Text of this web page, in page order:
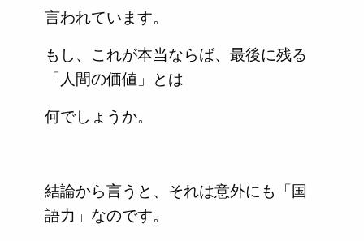
言われています。
もし、これが本当ならば、最後に残る
「人間の価値」とは
何でしょうか。
結論から言うと、それは意外にも「国
語力」なのです。